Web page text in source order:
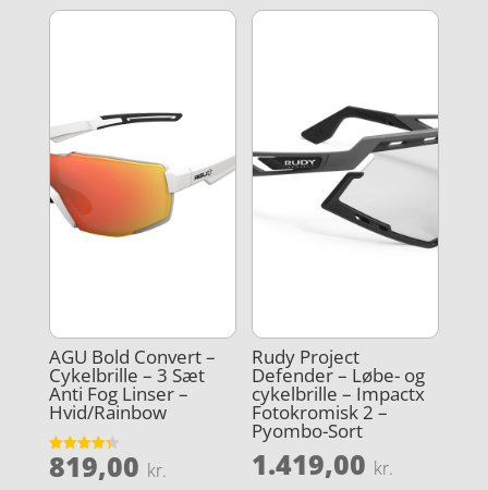
AGU Bold Convert –
Cykelbrille – 3 Sæt
Anti Fog Linser –
Hvid/Rainbow
Vurderet
4.3
819,00 kr.
Rudy Project
Defender – Løbe- og
cykelbrille – Impactx
Fotokromisk 2 –
Pyombo-Sort
1.419,00 kr.